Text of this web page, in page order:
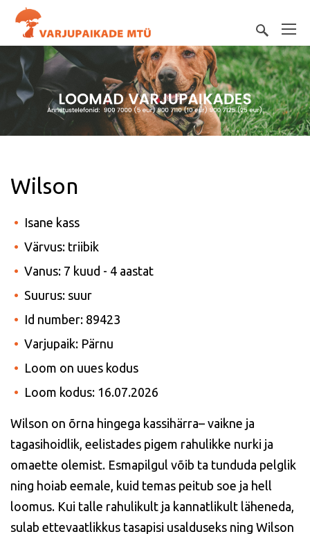
Wilson
Isane kass
Värvus: triibik
Vanus: 7 kuud - 4 aastat
Suurus: suur
Id number: 89423
Varjupaik: Pärnu
Loom on uues kodus
Loom kodus: 16.07.2026
Wilson on õrna hingega kassihärra– vaikne ja
tagasihoidlik, eelistades pigem rahulikke nurki ja
omaette olemist. Esmapilgul võib ta tunduda pelglik
ning hoiab eemale, kuid temas peitub soe ja hell
loomus. Kui talle rahulikult ja kannatlikult läheneda,
sulab ettevaatlikkus tasapisi usalduseks ning Wilson